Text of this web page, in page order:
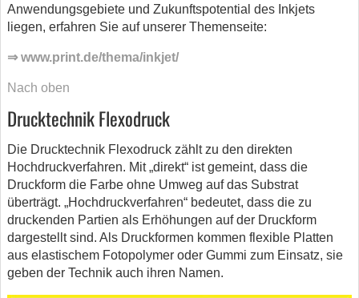
Anwendungsgebiete und Zukunftspotential des Inkjets
liegen, erfahren Sie auf unserer Themenseite:
⇒ www.print.de/thema/inkjet/
Nach oben
Drucktechnik Flexodruck
Die Drucktechnik Flexodruck zählt zu den direkten
Hochdruckverfahren. Mit „direkt“ ist gemeint, dass die
Druckform die Farbe ohne Umweg auf das Substrat
überträgt. „Hochdruckverfahren“ bedeutet, dass die zu
druckenden Partien als Erhöhungen auf der Druckform
dargestellt sind. Als Druckformen kommen flexible Platten
aus elastischem Fotopolymer oder Gummi zum Einsatz, sie
geben der Technik auch ihren Namen.